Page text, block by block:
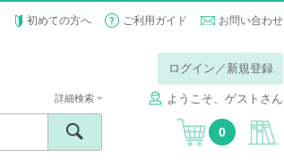
初めての方へ ご利用ガイド お問い合わせ
ログイン／新規登録
ようこそ、ゲストさん
詳細検索
0